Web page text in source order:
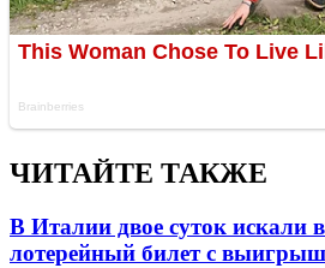
ЧИТАЙТЕ ТАКЖЕ
В Италии двое суток
лотерейный билет с